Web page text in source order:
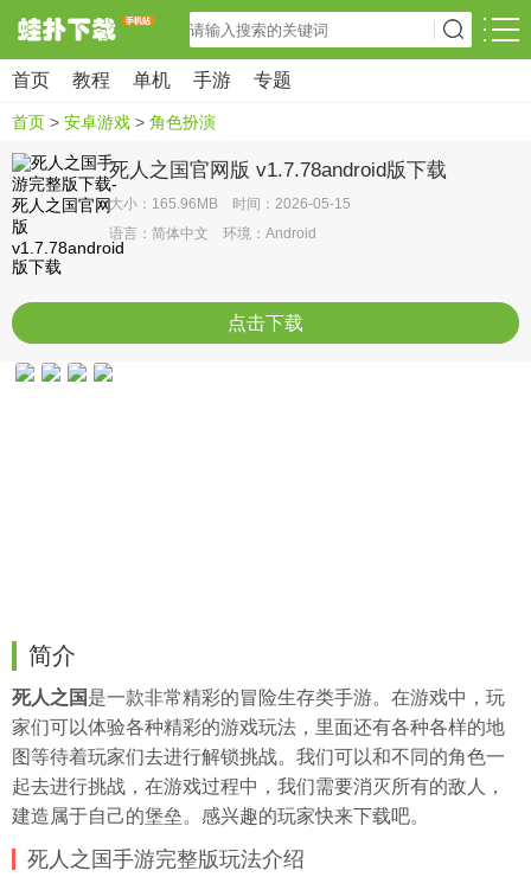
首页 教程 单机 手游 专题
首页 > 安卓游戏 > 角色扮演
死人之国官网版 v1.7.78android版下载
大小：165.96MB 时间：2026-05-15
语言：简体中文 环境：Android
点击下载
简介
死人之国是一款非常精彩的冒险生存类手游。在游戏中，玩
家们可以体验各种精彩的游戏玩法，里面还有各种各样的地
图等待着玩家们去进行解锁挑战。我们可以和不同的角色一
起去进行挑战，在游戏过程中，我们需要消灭所有的敌人，
建造属于自己的堡垒。感兴趣的玩家快来下载吧。
死人之国手游完整版玩法介绍